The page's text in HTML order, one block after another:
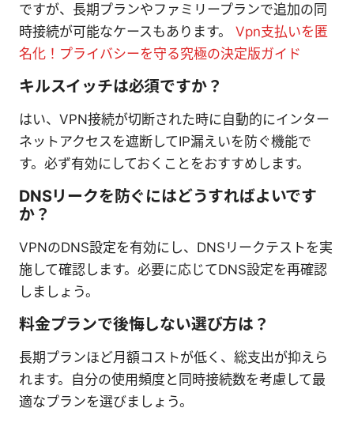
ですが、長期プランやファミリープランで追加の同
時接続が可能なケースもあります。 Vpn支払いを匿
名化！プライバシーを守る究極の決定版ガイド
キルスイッチは必須ですか？
はい、VPN接続が切断された時に自動的にインター
ネットアクセスを遮断してIP漏えいを防ぐ機能で
す。必ず有効にしておくことをおすすめします。
DNSリークを防ぐにはどうすればよいです
か？
VPNのDNS設定を有効にし、DNSリークテストを実
施して確認します。必要に応じてDNS設定を再確認
しましょう。
料金プランで後悔しない選び方は？
長期プランほど月額コストが低く、総支出が抑えら
れます。自分の使用頻度と同時接続数を考慮して最
適なプランを選びましょう。